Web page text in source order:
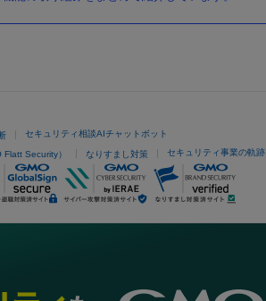
セキュリティ相談AIチャットボット
Security） なりすまし対策 セキュリティ事業の軌跡